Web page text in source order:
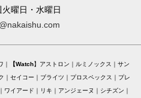
曜日・水曜日
Watch アストロン ルミノックス
サン
セイコー ブライツ プロスペックス
プレ
ワイアード リキ アンジェーヌ
シチズン